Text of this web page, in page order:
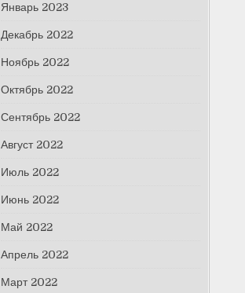
Январь 2023
Декабрь 2022
Ноябрь 2022
Октябрь 2022
Сентябрь 2022
Август 2022
Июль 2022
Июнь 2022
Май 2022
Апрель 2022
Март 2022